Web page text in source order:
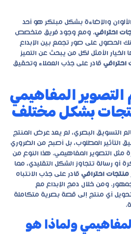
والإضاءة بشكل مبتكر هو أحد
احترافي. ومع وجود فريق متخصص
الحصول على صور تجمع بين الإبداع
الخيار الأمثل لكل من يبحث عن التميز
احترافي قادر على جذب العملاء وتحقيق
المفاهيمي
بشكل مختلف
التسويق البصري، لم يعد عرض المنتج
التأثير المطلوب، بل أصبح من الضروري
مثل التصوير المفاهيمي. هذا النوع من
أو رسالة تتجاوز الشكل التقليدي، مما
احترافي قادر على جذب الانتباه
ومن خلال دمج الإبداع مع
أي منتج إلى قصة بصرية متكاملة
ولماذا هو